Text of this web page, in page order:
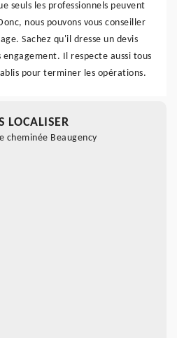
seuls les professionnels peuvent
nous pouvons vous conseiller
Sachez qu'il dresse un devis
Il respecte aussi tous
pour terminer les opérations.
LOCALISER
cheminée Beaugency